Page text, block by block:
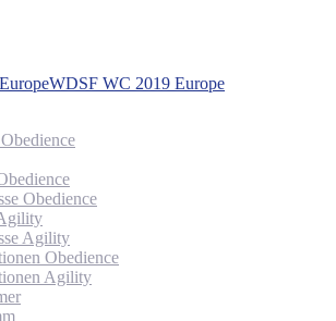
WDSF WC 2019 Europe
Obedience
Agility
Obedience
Agility